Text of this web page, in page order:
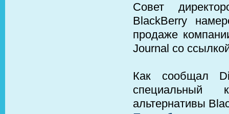
Совет
BlackBerry
продаже
Journal со
Как сообщал
специальный
альтернативы